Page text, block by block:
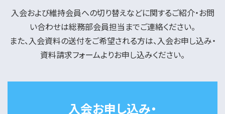
入会および維持会員への切り替えなどに関するご紹介・お問
い合わせは総務部会員担当までご連絡ください。
また、入会資料の送付をご希望される方は、入会お申し込み・
資料請求フォームよりお申し込みください。
入会お申し込み・